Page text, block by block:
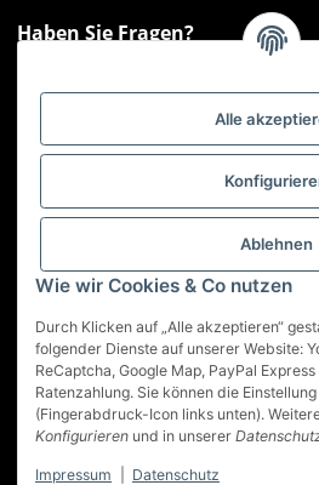
Alle
Ablehnen
Wie wir Cookies & Co nutzen
Durch Klicken auf „Alle akzeptieren“
folgender Dienste auf unserer Website:
ReCaptcha, Google Map, PayPal
Ratenzahlung. Sie können die
(Fingerabdruck-Icon links unten).
Konfigurieren und in unserer
Impressum Datenschutz
Haben Sie Fragen?
Montag - Freitag: 09:00 - 17:00 Uhr
Hotline 📞
Gesetzliche Informationen
Service
Vertrag
* Alle Preise inkl. gesetzlicher USt., zzgl. Versand
© Best-Nutrition GmbH